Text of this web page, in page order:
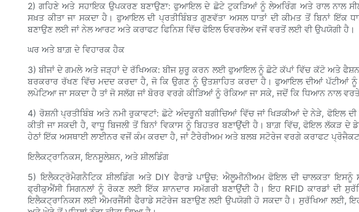
2) ਗਹਿਣੇ ਅਤੇ ਸਹਾਇਕ ਉਪਕਰਣ ਬਣਾਉਣਾ: ਫੁਆਇਲ ਦੇ ਛੋਟੇ ਟੁਕੜਿਆਂ ਨੂੰ ਲੇਅਰਿੰਗ ਅਤੇ ਰਾਲ ਨਾਲ
ਸਖ਼ਤ ਕੀਤਾ ਜਾ ਸਕਦਾ ਹੈ। ਫੁਆਇਲ ਦੀ ਪ੍ਰਤੀਬਿੰਬਤ ਗੁਣਵੱਤਾ ਅਸਲ ਧਾਤਾਂ ਦੀ ਕੀਮਤ ਤੋਂ ਬਿਨਾਂ ਇੱਕ
ਬਣਾਉਣ ਲਈ ਜਾਂ ਨੇਲ ਆਰਟ ਅਤੇ ਕਰਾਫਟ ਫਿਨਿਸ਼ ਵਿੱਚ ਫੋਇਲ ਓਵਰਲੇਅ ਵਜੋਂ ਵਰਤੋਂ ਲਈ ਵੀ ਉਪਯੋਗੀ ਹੈ।
ਘਰ ਅਤੇ ਬਾਗ਼ ਦੇ ਵਿਹਾਰਕ ਹੈਕ
3) ਬੀਜਾਂ ਦੇ ਗਮਲੇ ਅਤੇ ਜੜ੍ਹਾਂ ਦੇ ਰੱਖਿਅਕ: ਬੀਜ ਸ਼ੁਰੂ ਕਰਨ ਲਈ ਫੁਆਇਲ ਨੂੰ ਛੋਟੇ ਕੱਪਾਂ ਵਿੱਚ ਕੱਟੋ ਅਤੇ ਫੈਸ਼ਨ
ਬਰਕਰਾਰ ਰੱਖਣ ਵਿੱਚ ਮਦਦ ਕਰਦਾ ਹੈ, ਜੋ ਕਿ ਉਗਣ ਨੂੰ ਉਤਸ਼ਾਹਿਤ ਕਰਦਾ ਹੈ। ਫੁਆਇਲ ਦੀਆਂ
ਲਪੇਟਿਆ ਜਾ ਸਕਦਾ ਹੈ ਤਾਂ ਜੋ ਸਲੱਗ ਜਾਂ ਬੋਰਰ ਵਰਗੇ ਕੀੜਿਆਂ ਨੂੰ ਰੋਕਿਆ ਜਾ ਸਕੇ, ਜਦੋਂ ਕਿ ਧਿਆਨ ਨਾਲ
4) ਰੋਸ਼ਨੀ ਪ੍ਰਤੀਬਿੰਬ ਅਤੇ ਨਮੀ ਰੁਕਾਵਟਾਂ: ਛੋਟੇ ਅੰਦਰੂਨੀ ਬਗੀਚਿਆਂ ਵਿੱਚ ਜਾਂ ਖਿੜਕੀਆਂ ਦੇ ਨੇੜੇ, ਫੋਇਲ
ਕੀਤੀ ਜਾ ਸਕਦੀ ਹੈ, ਵਾਧੂ ਬਿਜਲੀ ਤੋਂ ਬਿਨਾਂ ਵਿਕਾਸ ਨੂੰ ਬਿਹਤਰ ਬਣਾਉਂਦੀ ਹੈ। ਬਾਗ਼ ਵਿੱਚ, ਫੋਇਲ ਲੱਕੜ
ਹੇਠਾਂ ਇੱਕ ਅਸਥਾਈ ਲਾਈਨਰ ਵਜੋਂ ਕੰਮ ਕਰਦਾ ਹੈ, ਜਾਂ ਟੈਰੇਰੀਅਮ ਅਤੇ ਬਲਬ ਸਟੋਰੇਜ ਵਰਗੇ ਕਰਾਫਟ
ਇਲੈਕਟ੍ਰਾਨਿਕਸ, ਇਨਸੂਲੇਸ਼ਨ, ਅਤੇ ਸ਼ੀਲਡਿੰਗ
5) ਇਲੈਕਟ੍ਰੋਮੈਗਨੈਟਿਕ ਸ਼ੀਲਡਿੰਗ ਅਤੇ DIY ਫੈਰਾਡੇ ਪਾਊਚ: ਐਲੂਮੀਨੀਅਮ ਫੋਇਲ ਦੀ ਚਾਲਕਤਾ
ਫ੍ਰੀਕੁਐਂਸੀ ਸਿਗਨਲਾਂ ਨੂੰ ਰੋਕਣ ਲਈ ਇੱਕ ਸ਼ਾਨਦਾਰ ਸਮੱਗਰੀ ਬਣਾਉਂਦੀ ਹੈ। ਇਹ RFID ਕਾਰਡਾਂ ਦੀ
ਇਲੈਕਟ੍ਰਾਨਿਕਸ ਲਈ ਐਮਰਜੈਂਸੀ ਫੈਰਾਡੇ ਸਟੋਰੇਜ ਬਣਾਉਣ ਲਈ ਉਪਯੋਗੀ ਹੋ ਸਕਦਾ ਹੈ। ਸੁਰੱਖਿਆ ਲਈ, ਇਹ